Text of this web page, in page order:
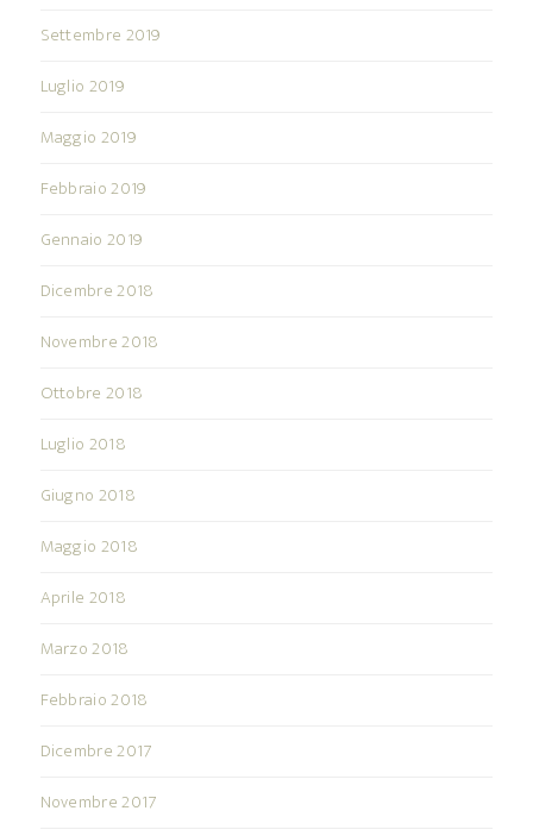
Settembre 2019
Luglio 2019
Maggio 2019
Febbraio 2019
Gennaio 2019
Dicembre 2018
Novembre 2018
Ottobre 2018
Luglio 2018
Giugno 2018
Maggio 2018
Aprile 2018
Marzo 2018
Febbraio 2018
Dicembre 2017
Novembre 2017